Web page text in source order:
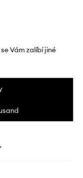
Vám zalíbí jiné